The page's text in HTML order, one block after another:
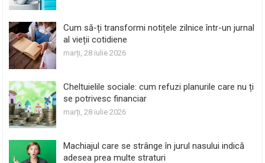
Cum să-ți transformi notițele zilnice într-un jurnal
al vieții cotidiene
marți, 28 iulie 2026
Cheltuielile sociale: cum refuzi planurile care nu ți
se potrivesc financiar
marți, 28 iulie 2026
Machiajul care se strânge în jurul nasului indică
adesea prea multe straturi